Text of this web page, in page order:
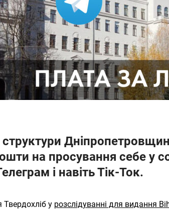
на просування себе у
і навіть Тік-Ток.
у розслідуванні для видання